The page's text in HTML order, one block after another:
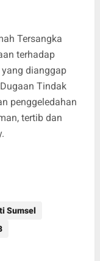
Tersangka
terhadap
dianggap
Tindak
penggeledahan
tertib dan
Sumsel